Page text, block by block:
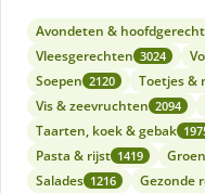
Avondeten &
Vleesgerechten 3024
Soepen 2120 Toetjes &
Vis & zeevruchten 2094
Taarten, koek & gebak
Pasta & rijst 1419
Salades 1216 Gezonde